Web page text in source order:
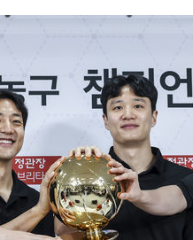
로 1위… 정
鄭
보단 팀 위해 뛸
김민석 승리
한 비'[내일날씨]
은 트로피 원해 아
호의주의보
돌파
벼락 붕괴